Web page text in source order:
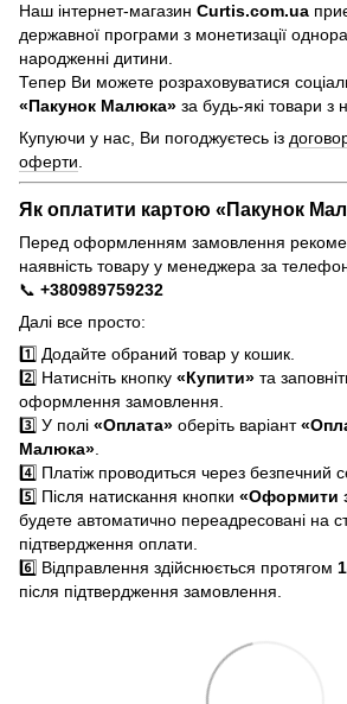
Наш інтернет-магазин Curtis.com.ua
державної програми з монетизації
народженні дитини.
Тепер Ви можете розраховуватися
«Пакунок Малюка» за будь-які товари з
Купуючи у нас, Ви погоджуєтесь із
оферти.
Як оплатити картою «Пакунок
Перед оформленням замовлення
наявність товару у менеджера за
📞 +380989759232
Далі все просто:
1️⃣ Додайте обраний товар у кошик.
2️⃣ Натисніть кнопку «Купити» та
оформлення замовлення.
3️⃣ У полі «Оплата» оберіть варіант
Малюка».
4️⃣ Платіж проводиться через безпечний
5️⃣ Після натискання кнопки «Оформити
будете автоматично переадресовані на
підтвердження оплати.
6️⃣ Відправлення здійснюється протягом
після підтвердження замовлення.